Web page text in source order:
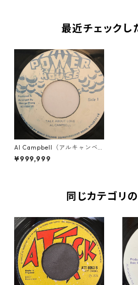
最近チェックし
Al Campbell（アルキャンベ
ル） - Talk About Love【7-2
0253】
¥999,999
同じカテゴリ